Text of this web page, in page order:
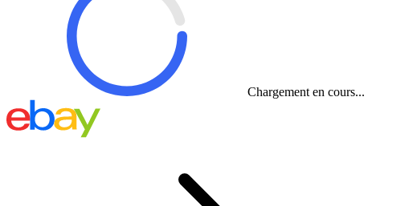
Chargement en cours...